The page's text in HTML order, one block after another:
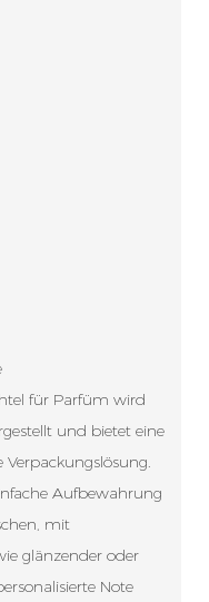
für Parfüm wird
und bietet eine
Aufbewahrung
mit
glänzender oder
Note